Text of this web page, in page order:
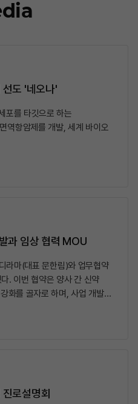
선도 '네오나'
포를 타깃으로 하는
항암제를 개발, 세계 바이오
과 임상 협력 MOU
라마(대표 문한림)와 업무협약
신약
화를 골자로 하며, 사업 개발
로설명회